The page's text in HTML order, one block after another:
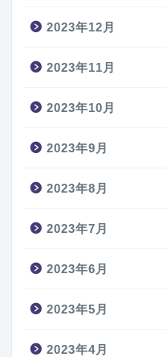
2023年12月
2023年11月
2023年10月
2023年9月
2023年8月
2023年7月
2023年6月
2023年5月
2023年4月